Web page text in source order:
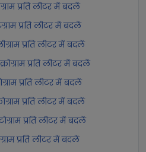
प्रति लीटर में बदलें
प्रति लीटर में बदलें
प्रति लीटर में बदलें
प्रति लीटर में बदलें
प्रति लीटर में बदलें
प्रति लीटर में बदलें
प्रति लीटर में बदलें
प्रति लीटर में बदलें